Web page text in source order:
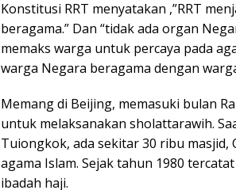
Konstitusi RRT menyatakan ,”RRT
beragama.” Dan “tidak ada organ
memaks warga untuk percaya pada
warga Negara beragama dengan
Memang di Beijing, memasuki bulan
untuk melaksanakan sholattarawih.
Tuiongkok, ada sekitar 30 ribu
agama Islam. Sejak tahun 1980
ibadah haji.